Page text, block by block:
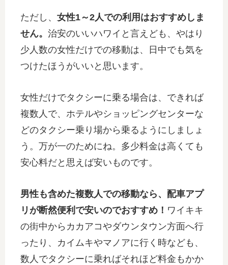
ただし、 女性1～2人での利用はおすすめしま
せん。 治安のいいハワイと言えども、やはり
少人数の女性だけでの移動は、日中でも気を
つけたほうがいいと思います。
女性だけでタクシーに乗る場合は、できれば
複数人で、ホテルやショッピングセンターな
どのタクシー乗り場から乗るようにしましょ
う。万が一のためにね。多少料金は高くても
安心料だと思えば安いものです。
男性も含めた複数人での移動なら、配車アプ
リが断然便利で安いのでおすすめ！ ワイキキ
の街中からカカアコやダウンタウン方面へ行
ったり、カイムキやマノアに行く時なども、
数人でタクシーに乗ればそれほど料金もかか